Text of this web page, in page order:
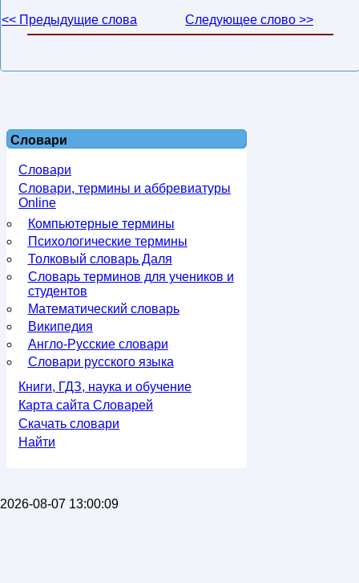
<< Предыдущие слова
Следующее слово >>
Словари
Словари
Словари, термины и аббревиатуры
Online
Компьютерные термины
Психологические термины
Толковый словарь Даля
Словарь терминов для учеников и
студентов
Математический словарь
Википедия
Англо-Русские словари
Словари русского языка
Книги, ГДЗ, наука и обучение
Карта сайта Словарей
Скачать словари
Найти
2026-08-07 13:00:09